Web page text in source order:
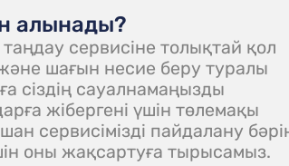
алынады?
сервисіне толықтай қол
және шағын несие беру туралы
сіздің сауалнамаңызды
жібергені үшін төлемақы
сервисімізді пайдалану
оны жақсартуға тырысамыз.